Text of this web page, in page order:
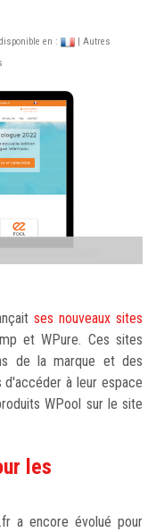
en :
| Autres
ses nouveaux sites
et WPure. Ces sites
de la marque et des
d'accéder à leur espace
WPool sur le site
les
a encore évolué pour